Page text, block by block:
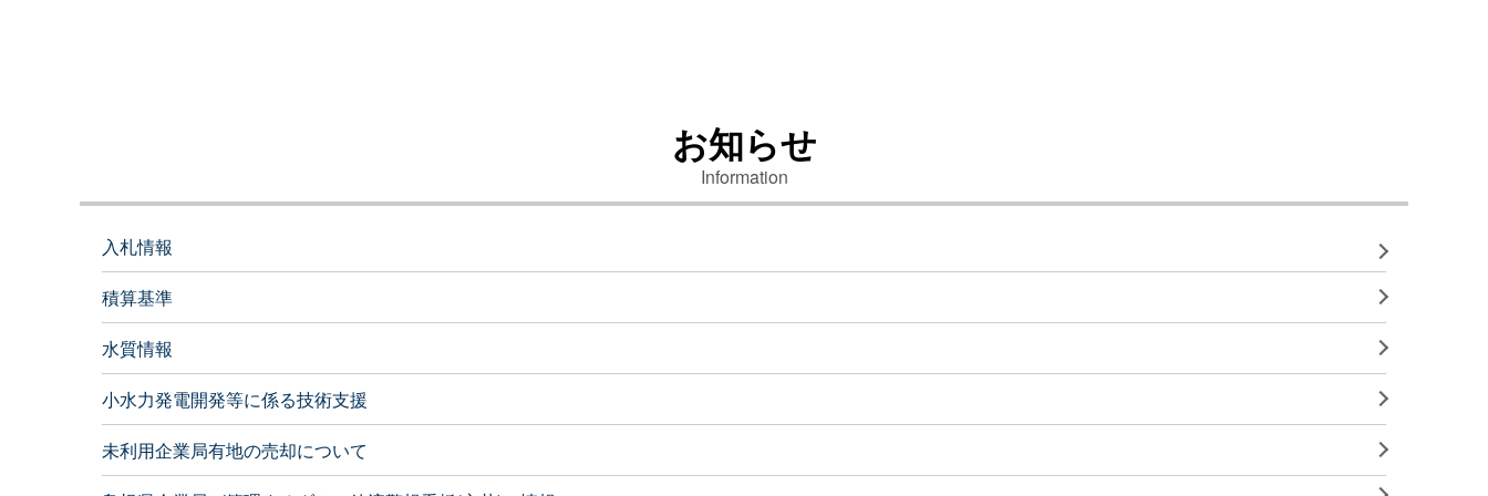
2026年04月20日
【企業局施設課】令和７年度太陽光発電所の運転状況を更新しました
2026年03月30日
【企業局経営課】島根県企業局経営計画（令和8年度～令和17年度）を策定しました
お知らせ
Information
入札情報
積算基準
水質情報
小水力発電開発等に係る技術支援
未利用企業局有地の売却について